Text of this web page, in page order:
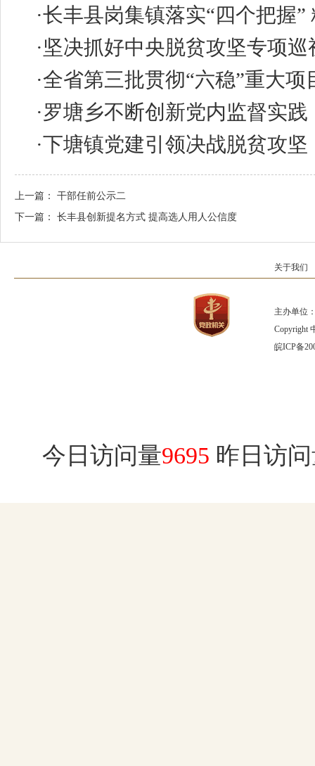
·长丰县岗集镇落实“四个把握
·坚决抓好中央脱贫攻坚专项
·全省第三批贯彻“六稳”重大项
·罗塘乡不断创新党内监督实践
·下塘镇党建引领决战脱贫攻坚
上一篇： 干部任前公示二
下一篇： 长丰县创新提名方式 提高选人用人公信度
关于我们
主办单位
Copyright
皖ICP备
今日访问量9695 昨日访